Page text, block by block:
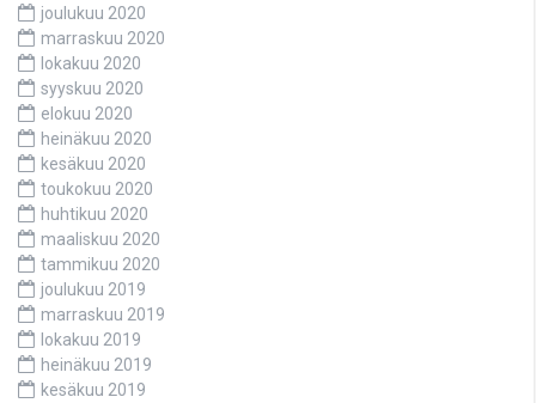
joulukuu 2020
marraskuu 2020
lokakuu 2020
syyskuu 2020
elokuu 2020
heinäkuu 2020
kesäkuu 2020
toukokuu 2020
huhtikuu 2020
maaliskuu 2020
tammikuu 2020
joulukuu 2019
marraskuu 2019
lokakuu 2019
heinäkuu 2019
kesäkuu 2019